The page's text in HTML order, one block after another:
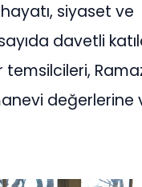
siyaset ve
davetli
değerlerine